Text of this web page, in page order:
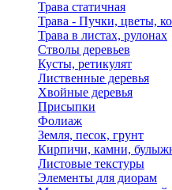
Трава статичная
Трава - Пучки, цветы,
Трава в листах, рулонах
Стволы деревьев
Кусты, ретикулят
Лиственные деревья
Хвойные деревья
Присыпки
Фолиаж
Земля, песок, грунт
Кирпичи, камни,
Листовые текстуры
Элементы для диорам